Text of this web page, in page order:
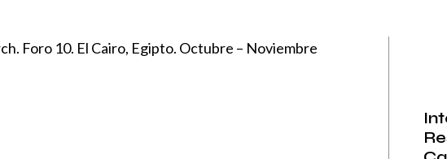
Foro 10. El Cairo, Egipto. Octubre – Noviembre